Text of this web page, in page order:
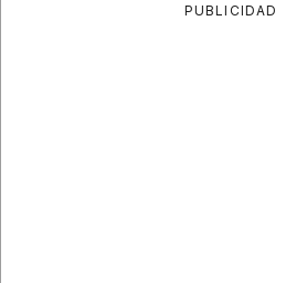
PUBLICIDAD